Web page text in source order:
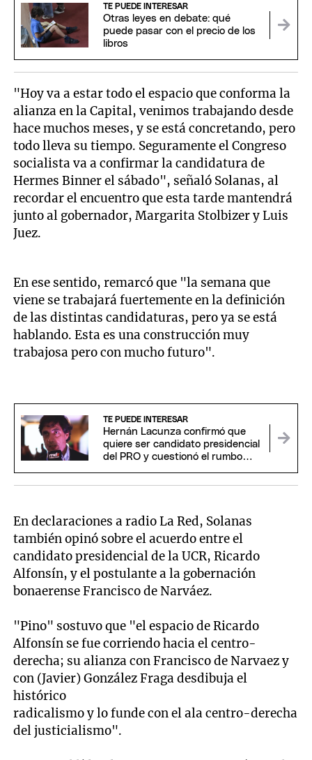
TE PUEDE INTERESAR
Otras leyes en debate: qué
puede pasar con el precio de los
libros
"Hoy va a estar todo el espacio que conforma la
alianza en la Capital, venimos trabajando desde
hace muchos meses, y se está concretando, pero
todo lleva su tiempo. Seguramente el Congreso
socialista va a confirmar la candidatura de
Hermes Binner el sábado", señaló Solanas, al
recordar el encuentro que esta tarde mantendrá
junto al gobernador, Margarita Stolbizer y Luis
Juez.
En ese sentido, remarcó que "la semana que
viene se trabajará fuertemente en la definición
de las distintas candidaturas, pero ya se está
hablando. Esta es una construcción muy
trabajosa pero con mucho futuro".
TE PUEDE INTERESAR
Hernán Lacunza confirmó que
quiere ser candidato presidencial
del PRO y cuestionó el rumbo
En declaraciones a radio La Red, Solanas
también opinó sobre el acuerdo entre el
candidato presidencial de la UCR, Ricardo
Alfonsín, y el postulante a la gobernación
bonaerense Francisco de Narváez.
"Pino" sostuvo que "el espacio de Ricardo
Alfonsín se fue corriendo hacia el centro-
derecha; su alianza con Francisco de Narvaez y
con (Javier) González Fraga desdibuja el
histórico
radicalismo y lo funde con el ala centro-derecha
del justicialismo".